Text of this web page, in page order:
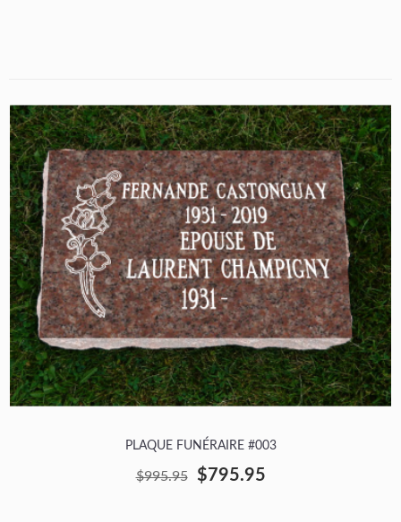
PLAQUE FUNÉRAIRE #003
$995.95 $795.95